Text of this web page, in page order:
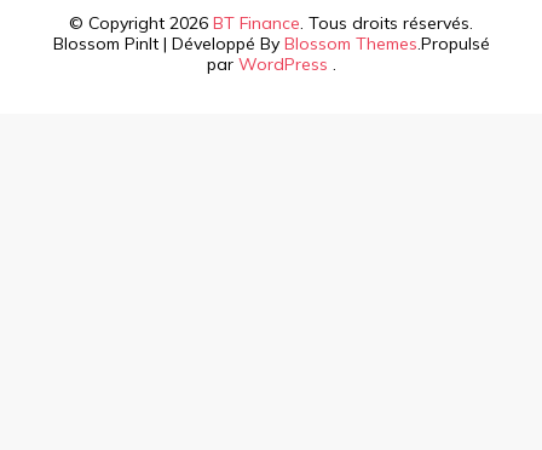
© Copyright 2026 BT Finance. Tous droits réservés.
Blossom PinIt | Développé By Blossom Themes.Propulsé
par WordPress .